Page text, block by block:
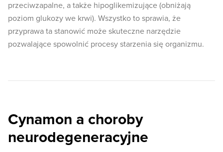
przeciwzapalne, a także hipoglikemizujące (obniżają
poziom glukozy we krwi). Wszystko to sprawia, że
przyprawa ta stanowić może skuteczne narzędzie
pozwalające spowolnić procesy starzenia się organizmu.
Cynamon a choroby
neurodegeneracyjne